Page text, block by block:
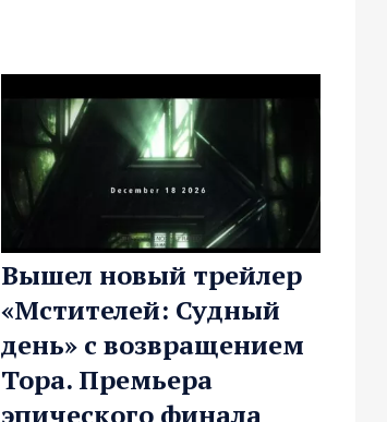
Вышел новый трейлер
«Мстителей: Судный
день» с возвращением
Тора. Премьера
эпического финала